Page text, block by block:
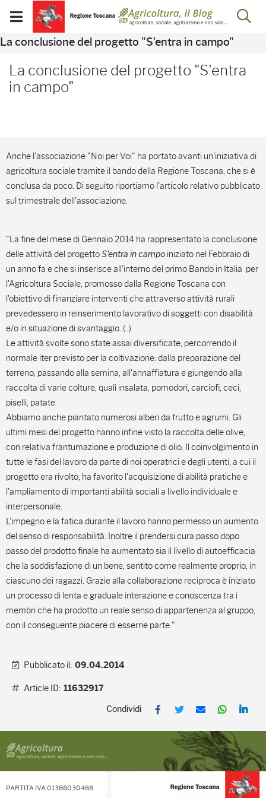
Skip to Main Content
Visualizza/chiudi
menu
mobile
Risultati della ricerca -
La conclusione del progetto "S'entra in campo"
La conclusione del progetto "S'entra
in campo"
Anche l'associazione "Noi per Voi" ha portato avanti un'iniziativa di
agricoltura sociale tramite il bando della Regione Toscana, che si è
conclusa da poco. Di seguito riportiamo l'articolo relativo pubblicato
sul trimestrale dell'associazione.
"La fine del mese di Gennaio 2014 ha rappresentato la conclusione
delle attività del progettoS'entra in campo iniziato nel Febbraio di
un anno fa e che si inserisce all'interno del primo Bando in Italia per
l'Agricoltura Sociale, promosso dalla Regione Toscana con
l'obiettivo di finanziare interventi che attraverso attività rurali
prevedessero in reinserimento lavorativo di soggetti con disabilità
e/o in situazione di svantaggio. (..)
Le attività svolte sono state assai diversificate, percorrendo il
normale iter previsto per la coltivazione: dalla preparazione del
terreno, passando alla semina, all'annaffiatura e giungendo alla
raccolta di varie colture, quali insalata, pomodori, carciofi, ceci,
piselli, patate.
Abbiamo anche piantato numerosi alberi da frutto e agrumi. Gli
ultimi mesi del progetto hanno infine visto la raccolta delle olive,
con relativa frantumazione e produzione di olio. Il coinvolgimento in
tutte le fasi del lavoro da parte di noi operatrici e degli utenti, a cui il
progetto era rivolto, ha favorito l'acquisizione di abilità pratiche e
l'ampliamento di importanti abilità sociali a livello individuale e
interpersonale.
L'impegno e la fatica durante il lavoro hanno permesso un aumento
del senso di responsabilità. Inoltre il prendersi cura passo dopo
passo del prodotto finale ha aumentato sia il livello di autoefficacia
che la soddisfazione di un bene, sentito come realmente proprio, in
ciascuno dei ragazzi. Grazie alla collaborazione reciproca è iniziato
un processo di lenta e graduale interazione e conoscenza tra i
membri che ha prodotto un reale senso di appartenenza al gruppo,
con il conseguente piacere di esserne parte."
Pubblicato il: 09.04.2014
Article ID: 11632917
FacebookTwitterEmail
PARTITA IVA 01386030488